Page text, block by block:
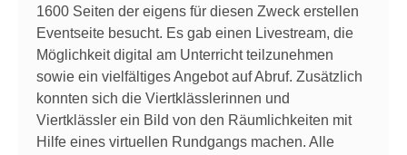
1600 Seiten der eigens für diesen Zweck erstellen
Eventseite besucht. Es gab einen Livestream, die
Möglichkeit digital am Unterricht teilzunehmen
sowie ein vielfältiges Angebot auf Abruf. Zusätzlich
konnten sich die Viertklässlerinnen und
Viertklässler ein Bild von den Räumlichkeiten mit
Hilfe eines virtuellen Rundgangs machen. Alle